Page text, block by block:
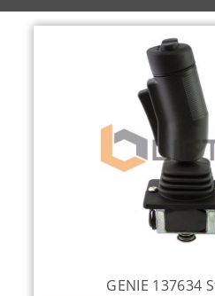
GENIE 137634